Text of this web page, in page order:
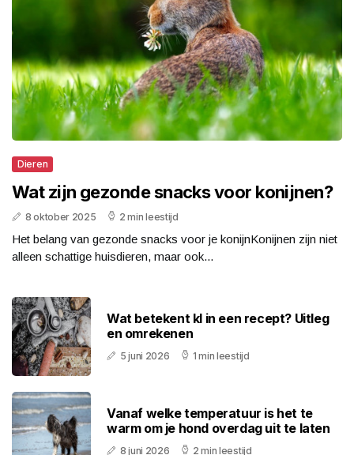
Dieren
Wat zijn gezonde snacks voor konijnen?
8 oktober 2025 2 min leestijd
Het belang van gezonde snacks voor je konijnKonijnen zijn niet
alleen schattige huisdieren, maar ook...
Wat betekent kl in een recept? Uitleg
en omrekenen
5 juni 2026 1 min leestijd
Vanaf welke temperatuur is het te
warm om je hond overdag uit te laten
8 juni 2026 2 min leestijd